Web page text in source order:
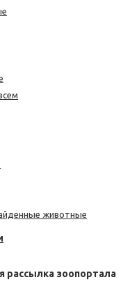
животные
рассылка зоопортала